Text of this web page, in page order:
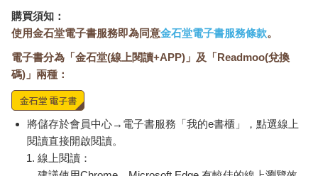
購買須知：
使用金石堂電子書服務即為同意金石堂電子書服務條款。
電子書分為「金石堂(線上閱讀+APP)」及「Readmoo(兌換
碼)」兩種：
將儲存於會員中心→電子書服務「我的e書櫃」，點選線上
閱讀直接開啟閱讀。
線上閱讀：